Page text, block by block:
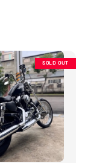
SOLD OUT